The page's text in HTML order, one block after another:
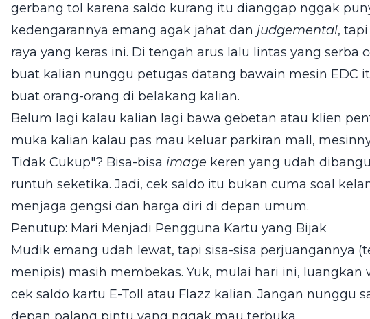
gerbang tol karena saldo kurang itu dianggap nggak
kedengarannya emang agak jahat dan judgemental,
raya yang keras ini. Di tengah arus lalu lintas yang serba
buat kalian nunggu petugas datang bawain mesin EDC
buat orang-orang di belakang kalian.
Belum lagi kalau kalian lagi bawa gebetan atau klien
muka kalian kalau pas mau keluar parkiran mall,
Tidak Cukup"? Bisa-bisa image keren yang udah
runtuh seketika. Jadi, cek saldo itu bukan cuma soal
menjaga gengsi dan harga diri di depan umum.
Penutup: Mari Menjadi Pengguna Kartu yang Bijak
Mudik emang udah lewat, tapi sisa-sisa perjuangannya
menipis) masih membekas. Yuk, mulai hari ini,
cek saldo kartu E-Toll atau Flazz kalian. Jangan nunggu